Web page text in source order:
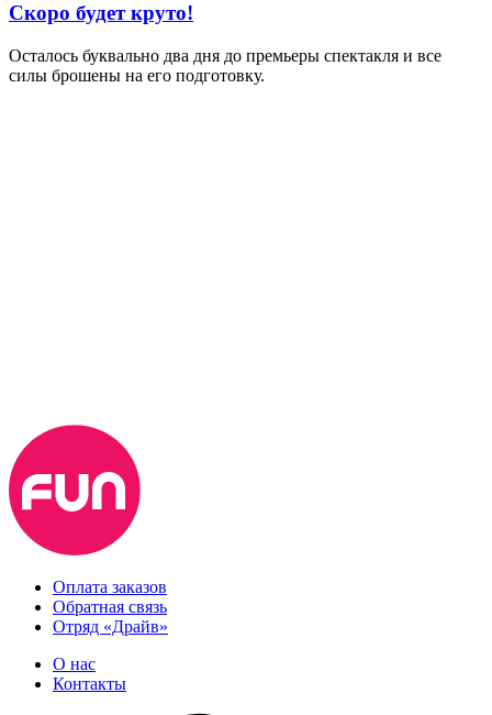
Скоро будет круто!
Осталось буквально два дня до премьеры спектакля и все
силы брошены на его подготовку.
Оплата заказов
Обратная связь
Отряд «Драйв»
О нас
Контакты